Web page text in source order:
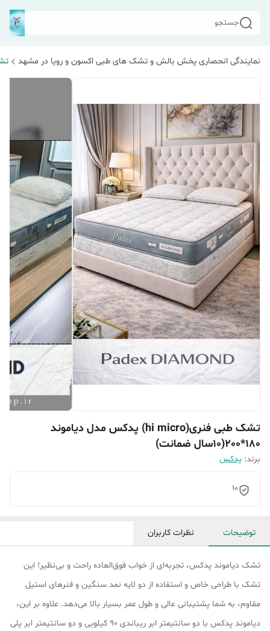
جستجو
نمایندگی انحصاری پخش بالش و تشک های طبی اکسون و رویا در مشهد
تشک طبی فنری(hi micro) پدکس مدل دیاموند
180*200(۱۰سال ضمانت)
برند: پدکس
10
توضیحات نظرات کاربران
تشک دیاموند پدکس، تجربه‌ای از خواب فوق‌العاده راحت و بی‌نظیر! این
تشک با طراحی خاص و استفاده از دو لایه نمد سنگین و فنرهای استیل
مقاوم، به شما پشتیبانی عالی و طول عمر بسیار بالا می‌دهد. علاوه بر این،
دیاموند پدکس با دو سانتیمتر ابر ریباندی 90 کیلویی و دو سانتیمتر ابر پلی